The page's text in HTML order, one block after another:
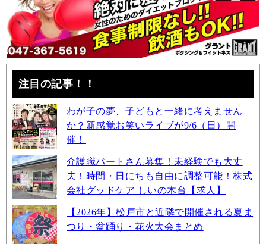
注目の記事！！
わが子の夢、子どもと一緒に考えません
か？新感覚お笑いライブが9/6（日）開
催！
介護職パートさん募集！未経験でも大丈
夫！時間・日にちも自由に調整可能！株式
会社グッドケア しいの木台【求人】
【2026年】松戸市と近隣で開催される夏ま
つり・盆踊り・花火大会まとめ